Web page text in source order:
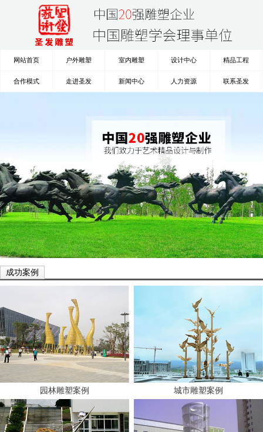
网站首页 户外雕塑 室内雕塑 设计中心 精品工程
合作模式 走进圣发 新闻中心 人力资源 联系圣发
成功案例
园林雕塑案例 城市雕塑案例